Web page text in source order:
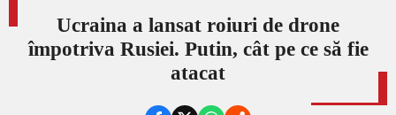
Ucraina a lansat roiuri de drone
împotriva Rusiei. Putin, cât pe ce să fie
atacat